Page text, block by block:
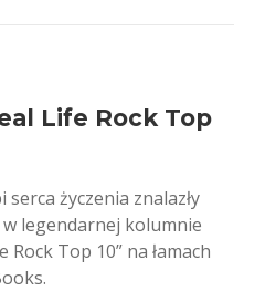
Life Rock Top
życzenia znalazły
legendarnej kolumnie
Rock Top 10” na łamach